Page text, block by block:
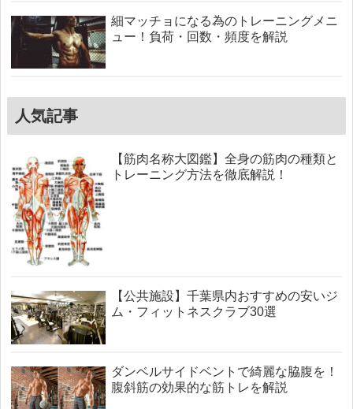
細マッチョになる為のトレーニングメニ
ュー！負荷・回数・頻度を解説
人気記事
【筋肉名称大図鑑】全身の筋肉の種類と
トレーニング方法を徹底解説！
【公共施設】千葉県内おすすめの安いジ
ム・フィットネスクラブ30選
ダンベルサイドベントで綺麗な脇腹を！
腹斜筋の効果的な筋トレを解説